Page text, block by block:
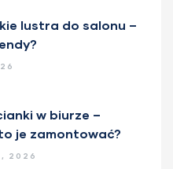
lustra do salonu –
w biurze –
je zamontować?
2026